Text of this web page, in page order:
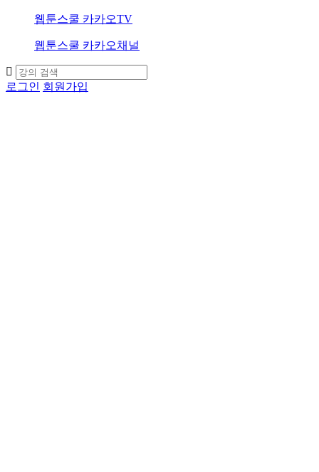
웹툰스쿨 카카오TV
웹툰스쿨 카카오채널
로그인 회원가입